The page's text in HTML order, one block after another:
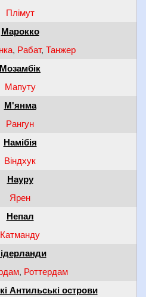
Плімут
Марокко
, Рабат, Танжер
Мозамбік
Мапуту
М'янма
Рангун
Намібія
Віндхук
Науру
Ярен
Непал
Катманду
, Роттердам
Антильські острови